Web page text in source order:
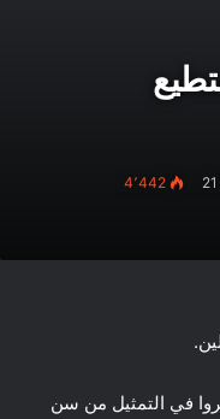
21 4٬442
في التمثيل من سن